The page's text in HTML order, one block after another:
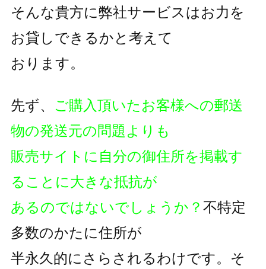
そんな貴方に弊社サービスはお力を
お貸しできるかと考えて
おります。
先ず、 ご購入頂いたお客様への郵送
物の発送元の問題よりも
販売サイトに自分の御住所を掲載す
ることに大きな抵抗が
あるのではないでしょうか？ 不特定
多数のかたに住所が
半永久的にさらされるわけです。そ